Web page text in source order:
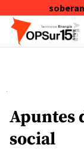
Skip to content
Apuntes
social